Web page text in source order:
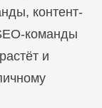
контент-
команды
и